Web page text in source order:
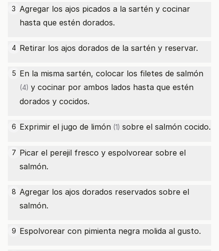
3 Agregar los ajos picados a la sartén y cocinar
hasta que estén dorados.
4 Retirar los ajos dorados de la sartén y reservar.
5 En la misma sartén, colocar los filetes de salmón
(4) y cocinar por ambos lados hasta que estén
dorados y cocidos.
6 Exprimir el jugo de limón (1) sobre el salmón cocido.
7 Picar el perejil fresco y espolvorear sobre el
salmón.
8 Agregar los ajos dorados reservados sobre el
salmón.
9 Espolvorear con pimienta negra molida al gusto.